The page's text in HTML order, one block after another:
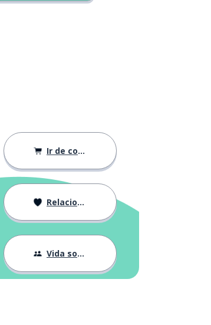
Ir de compras
Relaciones
Vida social